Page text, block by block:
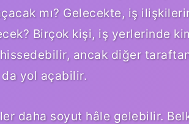
mı? Gelecekte, iş
Birçok kişi, iş yerlerinde
ancak diğer
da yol açabilir.
daha soyut hâle gelebilir.